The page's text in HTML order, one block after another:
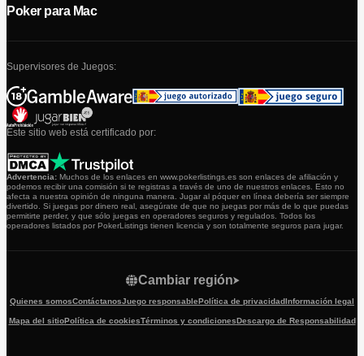
Poker para Mac
Supervisores de Juegos:
Este sitio web está certificado por:
Advertencia: Muchos de los enlaces en www.pokerlistings.es son enlaces de afiliación y
podemos recibir una comisión si te registras a través de uno de nuestros enlaces. Esto no
afecta a nuestra opinión de ninguna manera. Jugar al póquer en línea debería ser siempre
divertido. Si juegas por dinero real, asegúrate de que no juegas por más de lo que puedas
permitirte perder, y que sólo juegas en operadores seguros y regulados. Todos los
operadores listados por PokerListings tienen licencia y son totalmente seguros para jugar.
Quienes somosContáctanosJuego responsablePolítica de privacidadInformación legal
Mapa del sitioPolítica de cookiesTérminos y condicionesDescargo de Responsabilidad
Cambiar región